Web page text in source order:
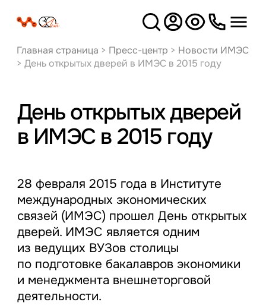
Версия
для слабовидящих
Главная страница > Пресс-центр > Новости ИМЭС
> День открытых дверей в ИМЭС в 2015 году
День открытых дверей
в ИМЭС в 2015 году
28 февраля 2015 года в Институте
международных экономических
связей (ИМЭС) прошел День открытых
дверей. ИМЭС является одним
из ведущих ВУЗов столицы
по подготовке бакалавров экономики
и менеджмента внешнеторговой
деятельности.